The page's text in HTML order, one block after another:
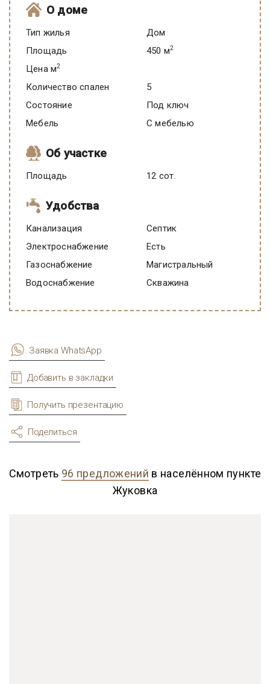
О доме
Тип жилья
Дом
Площадь
450 м2
Цена м2
Количество спален
5
Состояние
под ключ
Мебель
C мебелью
Об участке
Площадь 12 сот.
Удобства
Канализация
Септик
Электроснабжение
есть
Газоснабжение
Магистральный
Водоснабжение
Скважина
Заявка WhatsApp
Добавить в закладки
Получить презентацию
Поделиться
Смотреть 96 предложений в населённом пункте
Жуковка